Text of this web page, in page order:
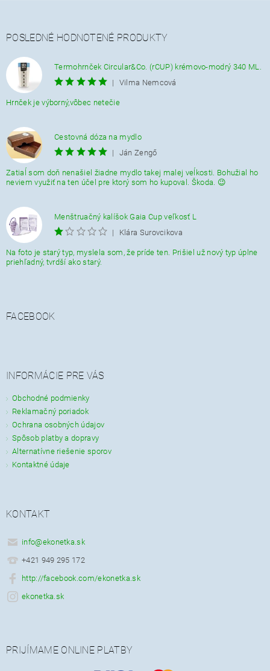
POSLEDNÉ HODNOTENÉ PRODUKTY
Termohrnček Circular&Co. (rCUP) krémovo-modrý 340 ML.
|
Vilma Nemcová
Hrnček je výborný,vôbec netečie
Cestovná dóza na mydlo
|
Ján Zengő
Zatiaĺ som doň nenašiel žiadne mydlo takej malej veĺkosti. Bohužial ho
neviem využiť na ten účel pre ktorý som ho kupoval. Škoda. 😉
Menštruačný kalíšok Gaia Cup veľkosť L
|
Klára Surovcikova
Na foto je starý typ, myslela som, že príde ten. Prišiel už nový typ úplne
priehľadný, tvrdší ako starý.
FACEBOOK
INFORMÁCIE PRE VÁS
Obchodné podmienky
Reklamačný poriadok
Ochrana osobných údajov
Spôsob platby a dopravy
Alternatívne riešenie sporov
Kontaktné údaje
KONTAKT
info@ekonetka.sk
+421 949 295 172
http://facebook.com/ekonetka.sk
ekonetka.sk
PRIJÍMAME ONLINE PLATBY